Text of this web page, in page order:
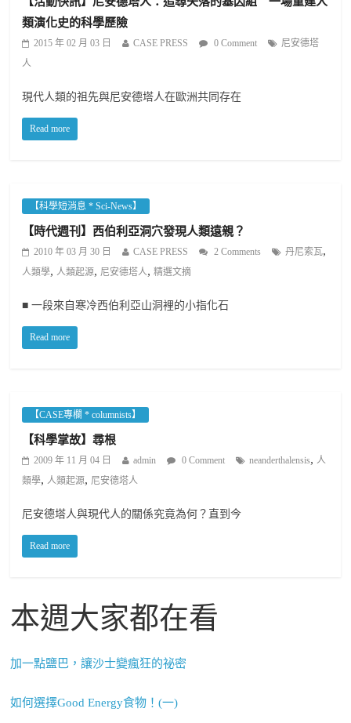
類演化史的科學歷險
2015 年 02 月 03 日 CASE PRESS 0 Comment
尼安德塔
人
現代人類的祖先與尼安德塔人在歐洲共同存在
Read more
【科學短消息 * Sci-News】
【時代週刊】西伯利亞洞穴發現人類遠親？
2010 年 03 月 30 日 CASE PRESS 2 Comments 丹尼索瓦,
人類學, 人類起源, 尼安德塔人,精選文摘
■ 一段來自寒冷西伯利亞山洞裡的小指化石
Read more
【CASE專欄 * columnists】
【科學掌故】尋根
2009 年 11 月 04 日 admin 0 Comment neanderthalensis, 人
類學, 人類起源, 尼安德塔人
尼安德塔人與現代人的關係究竟為何？直到今
Read more
本週大家都在看
加一點鹽巴，讓沙士變瘋狂的祕密
如何選擇Good Energy食物！(一)